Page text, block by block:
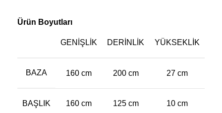
Ürün Boyutları
GENIŞLIK DERINLIK YÜKSEKLIK
BAZA 160 cm 200 cm 27 cm
BAŞLIK 160 cm 125 cm 10 cm